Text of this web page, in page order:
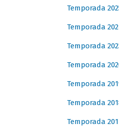
Temporada
Temporada
Temporada
Temporada
Temporada
Temporada
Temporada